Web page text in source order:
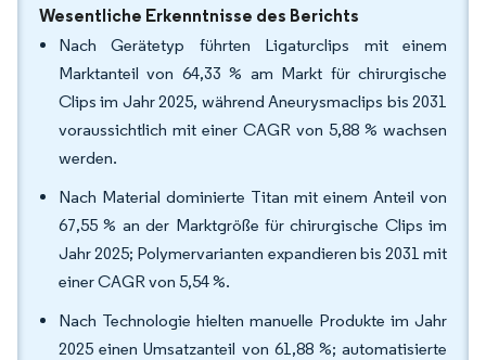
Wesentliche Erkenntnisse des Berichts
Nach Gerätetyp führten Ligaturclips mit einem
Marktanteil von 64,33 % am Markt für chirurgische
Clips im Jahr 2025, während Aneurysmaclips bis 2031
voraussichtlich mit einer CAGR von 5,88 % wachsen
werden.
Nach Material dominierte Titan mit einem Anteil von
67,55 % an der Marktgröße für chirurgische Clips im
Jahr 2025; Polymervarianten expandieren bis 2031 mit
einer CAGR von 5,54 %.
Nach Technologie hielten manuelle Produkte im Jahr
2025 einen Umsatzanteil von 61,88 %; automatisierte